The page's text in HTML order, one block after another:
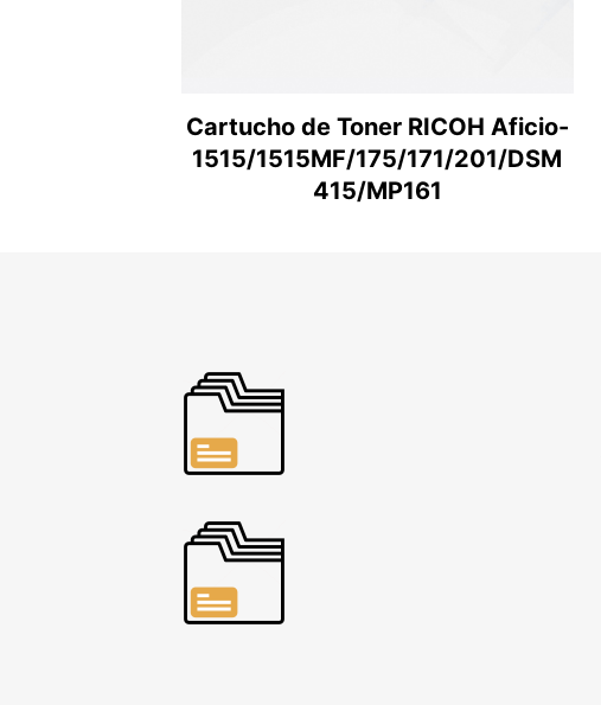
Cartucho de Toner RICOH Aficio-
1515/1515MF/175/171/201/DSM
415/MP161